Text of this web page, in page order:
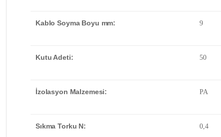
Kablo Soyma Boyu mm: 9
Kutu Adeti: 50
İzolasyon Malzemesi: PA
Sıkma Torku N: 0,4